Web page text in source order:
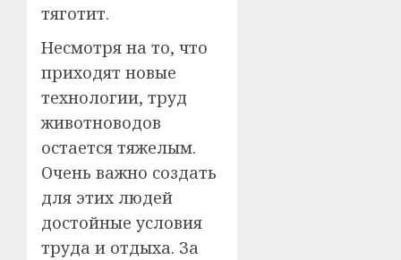
тяготит.
Несмотря на то, что
приходят новые
технологии, труд
животноводов
остается тяжелым.
Очень важно создать
для этих людей
достойные условия
труда и отдыха. За